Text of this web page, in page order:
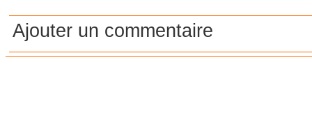
Ajouter un commentaire